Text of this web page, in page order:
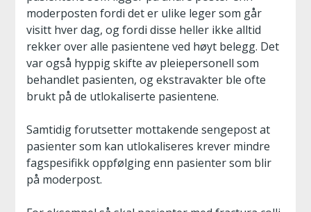
moderposten fordi det er ulike leger som går
visitt hver dag, og fordi disse heller ikke alltid
rekker over alle pasientene ved høyt belegg. Det
var også hyppig skifte av pleiepersonell som
behandlet pasienten, og ekstravakter ble ofte
brukt på de utlokaliserte pasientene.
Samtidig forutsetter mottakende sengepost at
pasienter som kan utlokaliseres krever mindre
fagspesifikk oppfølging enn pasienter som blir
på moderpost.